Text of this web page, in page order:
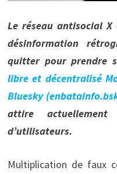
Le réseau antisocial
désinformation
quitter pour prendre
libre et décentralisé
Bluesky
attire
d’utilisateurs.
Multiplication de faux